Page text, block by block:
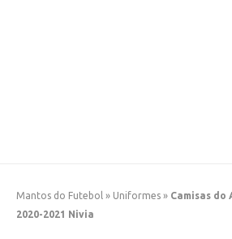
Mantos do Futebol » Uniformes » Camisas do
2020-2021 Nivia